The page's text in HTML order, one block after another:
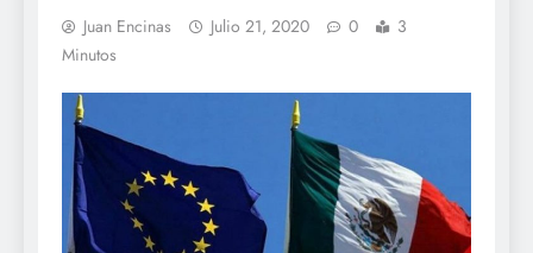
Juan Encinas Julio 21, 2020 0
3
Minutos